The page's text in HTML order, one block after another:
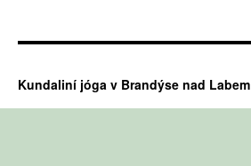
Kundaliní jóga v Brandýse nad Labem